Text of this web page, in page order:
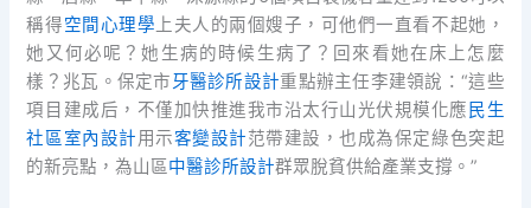
稱得空間心理學 上夫人的兩個嫂子，可他們一直看不起她，
她又何必呢？她生病的時候生病了？回來看她在床上怎麼
樣？兆瓦。保定市牙醫診所設計重點辦主任李建領說：“這些
項目建成后，不僅加快推進我市沿太行山光伏規模化應 民生
社區室內設計用示客變設計范帶建設，也成為保定綠色突起
的新亮點，為山區中醫診所設計群眾脫貧供給產業支撐。”